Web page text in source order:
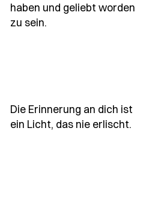
was-du-gesagt-hast-in-dem
haben und geliebt worden
zu sein. - Spruch der-
nicht-die-momente-die-er-
Die Erinnerung an dich ist
ein Licht, das nie erlischt. -